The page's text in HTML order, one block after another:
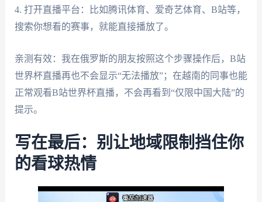
4. 打开直播平台：比如腾讯体育、爱奇艺体育、B站等，
搜索你想看的赛事，就能直接播放了。
亲测有效：我在俄罗斯的朋友按照这个步骤操作后，B站
世界杯直播再也不会显示“无法播放”；在越南的同事也能
正常观看B站世界杯直播，不会再看到“仅限中国大陆”的
提示。
写在最后：别让地域限制挡住你
的看球热情